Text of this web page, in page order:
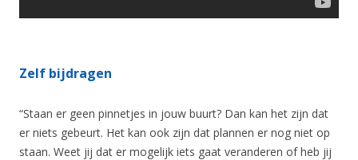
Zelf bijdragen
“Staan er geen pinnetjes in jouw buurt? Dan kan het zijn dat
er niets gebeurt. Het kan ook zijn dat plannen er nog niet op
staan. Weet jij dat er mogelijk iets gaat veranderen of heb jij